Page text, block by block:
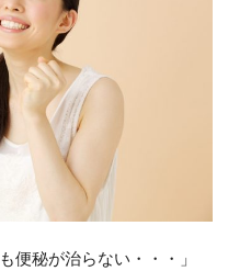
便秘が治らない・・・」